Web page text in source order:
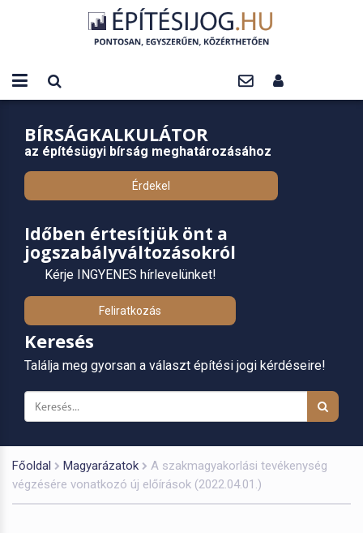
BÍRSÁGKALKULÁTOR
az építésügyi bírság meghatározásához
Érdekel
Időben értesítjük önt a
jogszabályváltozásokról
Kérje INGYENES hírlevelünket!
Feliratkozás
Keresés
Találja meg gyorsan a választ építési jogi kérdéseire!
Főoldal Magyarázatok
A szakmagyakorlási tevékenység
végzésére vonatkozó új előírások (2022.04.01.)